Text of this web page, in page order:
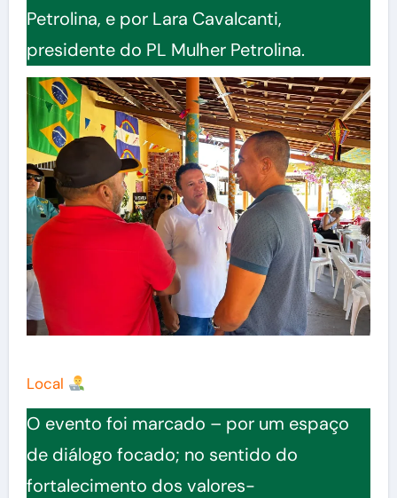
Petrolina, e por Lara Cavalcanti,
presidente do PL Mulher Petrolina.
Local
O evento foi marcado – por um espaço
de diálogo focado; no sentido do
fortalecimento dos valores-